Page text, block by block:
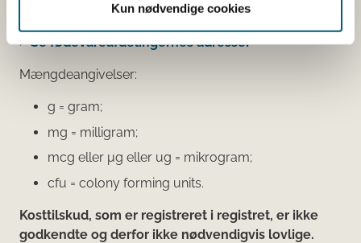
Kun nødvendige cookies
virksomheden, er angivet.
Se fødevareafdelingernes adresser
Mængdeangivelser:
g = gram;
mg = milligram;
mcg eller μg eller ug = mikrogram;
cfu = colony forming units.
Kosttilskud, som er registreret i registret, er ikke
godkendte og derfor ikke nødvendigvis lovlige.